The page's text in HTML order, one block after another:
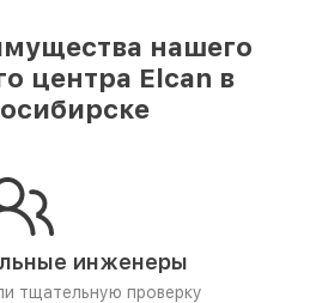
нашего
центра Elcan в
инженеры
тщательную проверку